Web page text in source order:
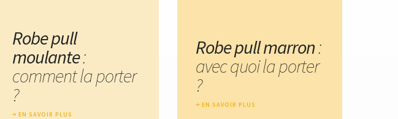
Robe pull
moulante:
comment la porter
?
EN SAVOIR PLUS
Robe pull marron:
avec quoi la porter
?
EN SAVOIR PLUS